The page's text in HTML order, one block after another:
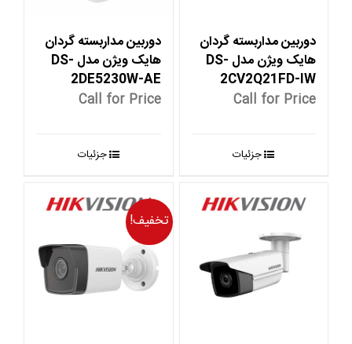
دوربین مداربسته گردان
هایک ویژن مدل DS-
2CV2Q21FD-IW
Call for Price
جزئیات
دوربین مداربسته گردان
هایک ویژن مدل DS-
2DE5230W-AE
Call for Price
جزئیات
تخفیف!